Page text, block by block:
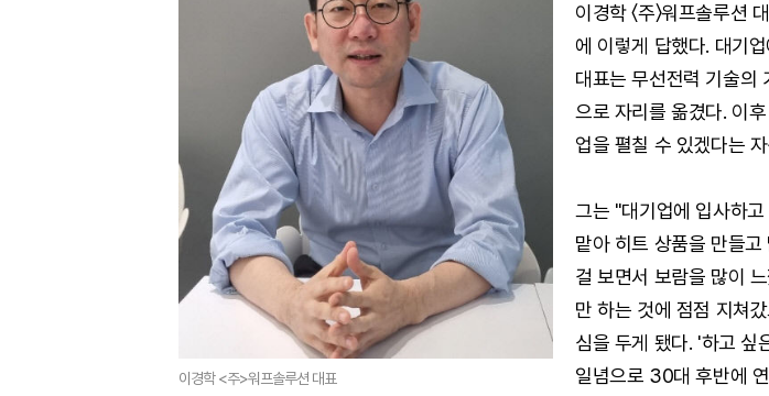
이경학 <주>워프솔루션 대표
이경학 〈주〉워프솔루션
에 이렇게 답했다. 대기
대표는 무선전력 기술의
으로 자리를 옮겼다. 이
업을 펼칠 수 있겠다는
그는 "대기업에 입사하
맡아 히트 상품을 만들
걸 보면서 보람을 많이
만 하는 것에 점점 지쳐
심을 두게 됐다. '하고 싶
일념으로 30대 후반에